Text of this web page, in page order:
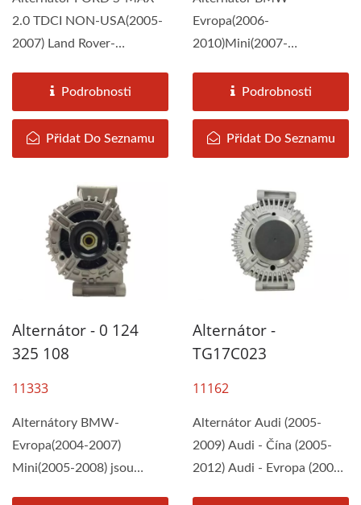
2.0 TDCI NON-USA(2005-
2007) Land Rover-
2012)Volvo(2007-
2016)Volvo-Europ(2006-
2016)...
Podrobnosti
Přidat Do Seznamu
Evropa(2006-
2010)Mini(2007-
2015) Peugeot-
Evropa(2007-2015)...
Podrobnosti
Přidat Do Seznamu
Alternátor - 0 124
325 108
11333
Alternátory BMW-
Evropa(2004-2007)
Mini(2005-2008) jsou
Alternátor -
TG17C023
11162
Alternátor Audi (2005-
2009) Audi - Čína (2005-
2012) Audi - Evropa (2004-